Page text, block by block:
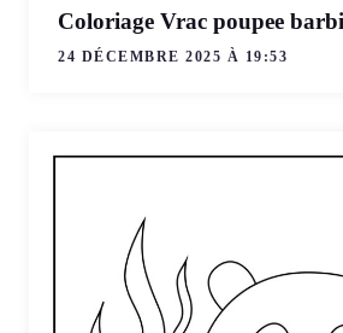
Coloriage Vrac poupee
24 DÉCEMBRE 2025 À 19:53